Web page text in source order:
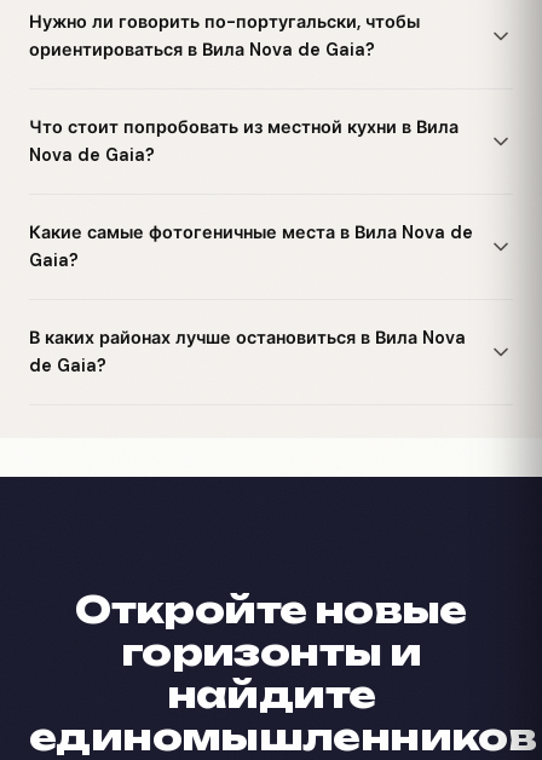
Нужно ли говорить по-португальски, чтобы
ориентироваться в Вила Nova de Gaia?
Что стоит попробовать из местной кухни в Вила
Nova de Gaia?
Какие самые фотогеничные места в Вила Nova de
Gaia?
В каких районах лучше остановиться в Вила Nova
de Gaia?
Откройте новые
горизонты и
найдите
единомышленников